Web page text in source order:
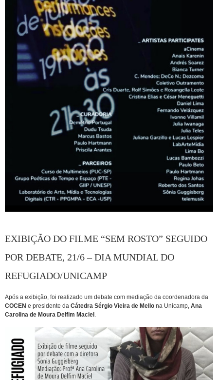
EXIBIÇÃO DO FILME “SEM ROSTO” SEGUIDO
POR DEBATE, 21/6 – DIA MUNDIAL DO
REFUGIADO/UNICAMP
Após a exibição, foi realizado um debate com mediação da coordenadora da
COCEN e presidente da Cátedra Sérgio Vieira de Mello na Unicamp, Ana
Carolina de Moura Delfim Maciel .